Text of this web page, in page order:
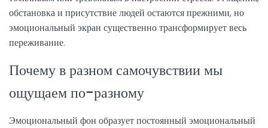
обстановка и присутствие людей остаются прежними, но
эмоциональный экран существенно трансформирует весь
переживание.
Почему в разном самочувствии мы
ощущаем по-разному
Эмоциональный фон образует постоянный эмоциональный